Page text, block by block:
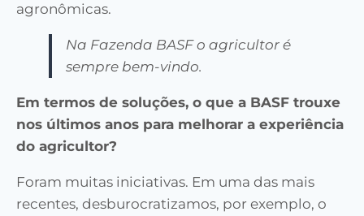
agronômicas.
Na Fazenda BASF o agricultor é
sempre bem-vindo.
Em termos de soluções, o que a BASF trouxe
nos últimos anos para melhorar a experiência
do agricultor?
Foram muitas iniciativas. Em uma das mais
recentes, desburocratizamos, por exemplo, o